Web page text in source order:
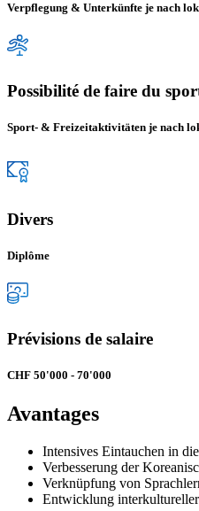
Verpflegung & Unterkünfte je nach
Possibilité de faire du
Sport- & Freizeitaktivitäten je nach
Divers
Diplôme
Prévisions de salaire
CHF 50'000 - 70'000
Avantages
Intensives Eintauchen in
Verbesserung der
Verknüpfung von
Entwicklung